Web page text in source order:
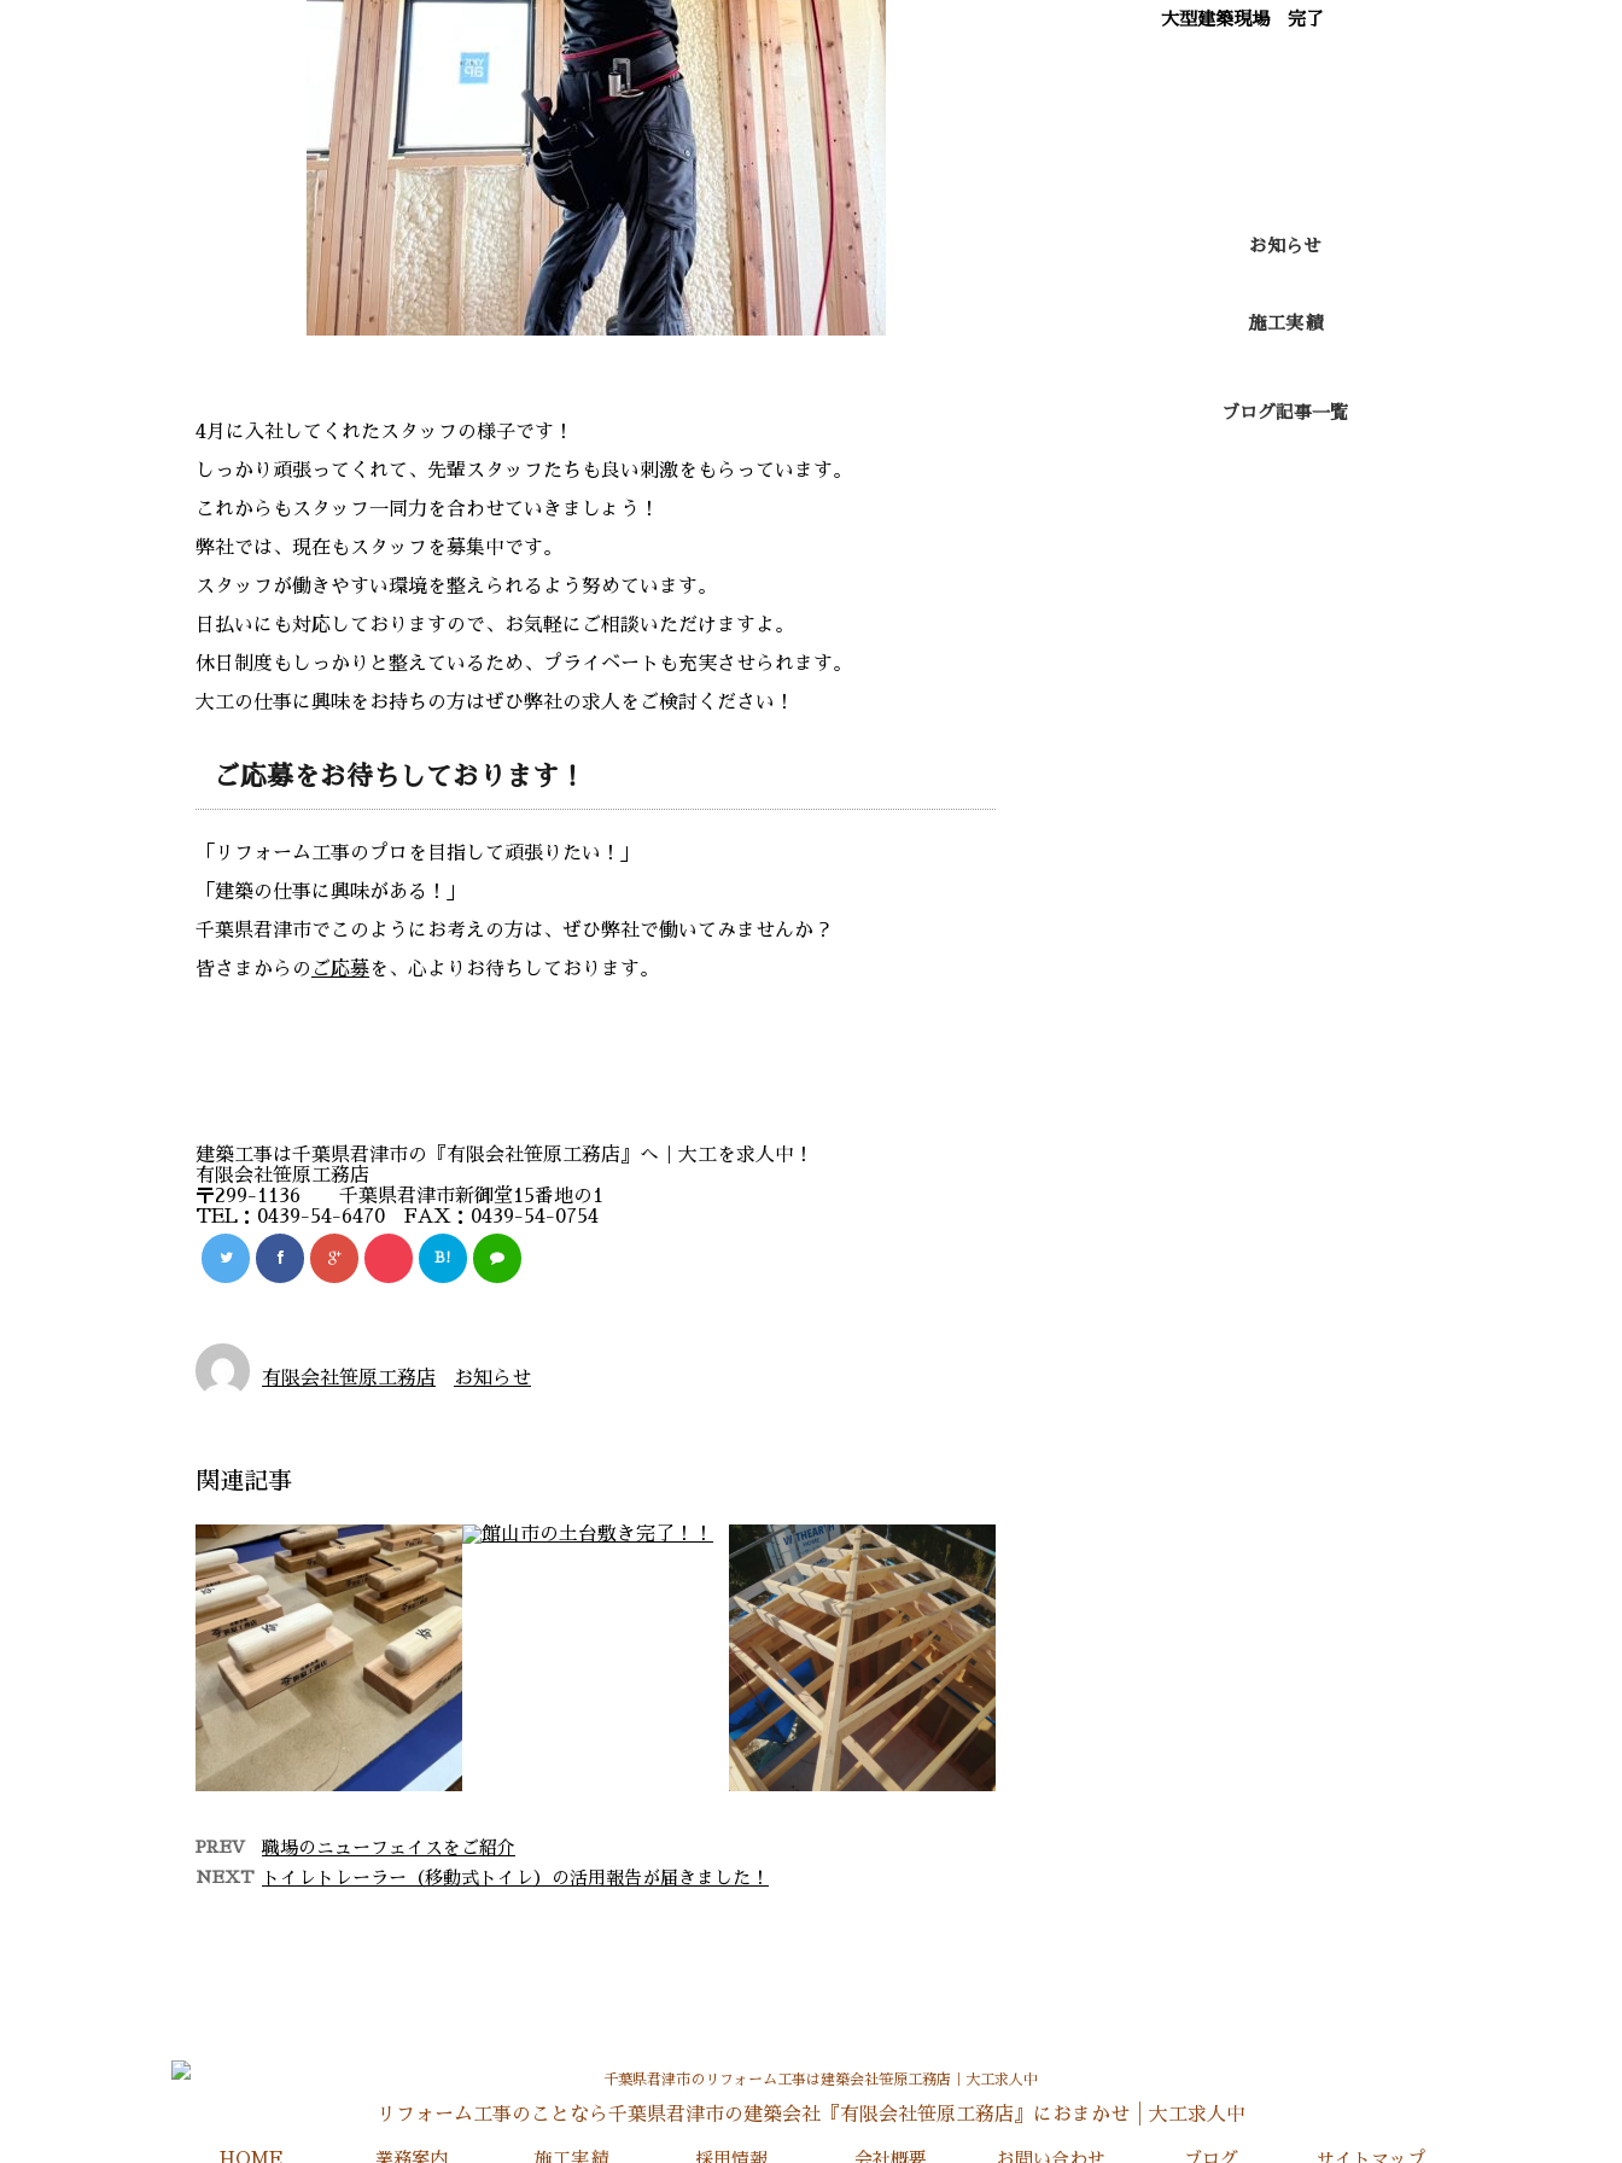
4月に入社してくれたスタッフの様子です！
しっかり頑張ってくれて、先輩スタッフたちも良い刺激をもらっています。
これからもスタッフ一同力を合わせていきましょう！
弊社では、現在もスタッフを募集中です。
スタッフが働きやすい環境を整えられるよう努めています。
日払いにも対応しておりますので、お気軽にご相談いただけますよ。
休日制度もしっかりと整えているため、プライベートも充実させられます。
大工の仕事に興味をお持ちの方はぜひ弊社の求人をご検討ください！
ご応募をお待ちしております！
「リフォーム工事のプロを目指して頑張りたい！」
「建築の仕事に興味がある！」
千葉県君津市でこのようにお考えの方は、ぜひ弊社で働いてみませんか？
皆さまからの ご応募を、心よりお待ちしております。
建築工事は千葉県君津市の『有限会社笹原工務店』へ｜大工を求人中！
有限会社笹原工務店
〒299-1136 千葉県君津市新御堂15番地の1
TEL：0439-54-6470 FAX：0439-54-0754
B!
有限会社笹原工務店 お知らせ
関連記事
PREV 職場のニューフェイスをご紹介
NEXT トイレトレーラー（移動式トイレ）の活用報告が届きました！
大型建築現場 完了
お知らせ
施工実績
ブログ記事一覧
リフォーム工事のことなら千葉県君津市の建築会社『有限会社笹原工務店』におまかせ│大工求人中
HOME 業務案内 施工実績 採用情報 会社概要 お問い合わせ ブログ サイトマップ